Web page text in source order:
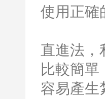
使用正確
直進法，
比較簡
容易產生